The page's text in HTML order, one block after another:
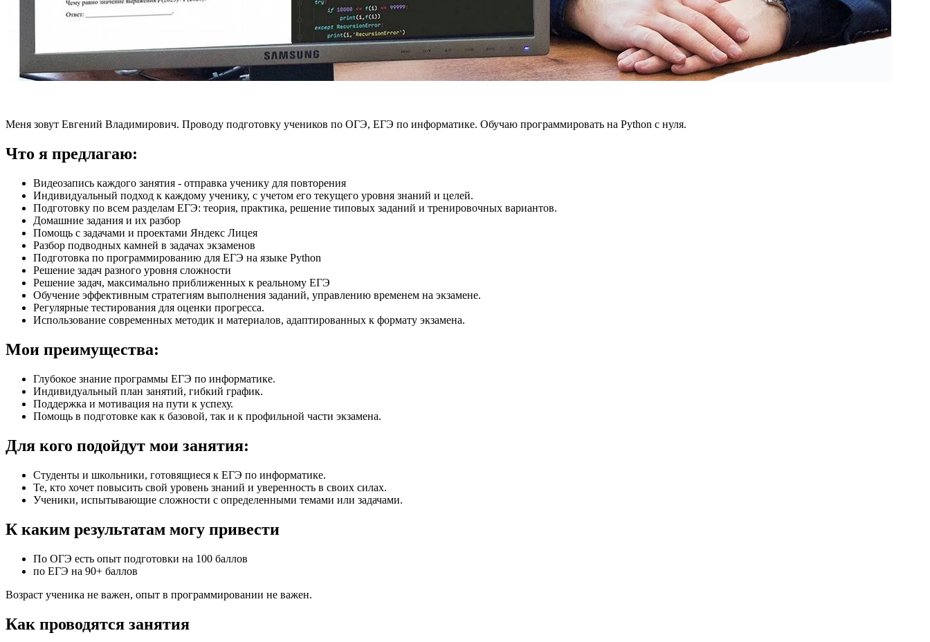
Меня зовут Евгений Владимирович. Проводу подготовку учеников по ОГЭ, ЕГЭ по информатике. Обучаю программировать на Python с нуля.
Что я предлагаю:
Видеозапись каждого занятия - отправка ученику для повторения
Индивидуальный подход к каждому ученику, с учетом его текущего уровня знаний и целей.
Подготовку по всем разделам ЕГЭ: теория, практика, решение типовых заданий и тренировочных вариантов.
Домашние задания и их разбор
Помощь с задачами и проектами Яндекс Лицея
Разбор подводных камней в задачах экзаменов
Подготовка по программированию для ЕГЭ на языке Python
Решение задач разного уровня сложности
Решение задач, максимально приближенных к реальному ЕГЭ
Обучение эффективным стратегиям выполнения заданий, управлению временем на экзамене.
Регулярные тестирования для оценки прогресса.
Использование современных методик и материалов, адаптированных к формату экзамена.
Мои преимущества:
Глубокое знание программы ЕГЭ по информатике.
Индивидуальный план занятий, гибкий график.
Поддержка и мотивация на пути к успеху.
Помощь в подготовке как к базовой, так и к профильной части экзамена.
Для кого подойдут мои занятия:
Студенты и школьники, готовящиеся к ЕГЭ по информатике.
Те, кто хочет повысить свой уровень знаний и уверенность в своих силах.
Ученики, испытывающие сложности с определенными темами или задачами.
К каким результатам могу привести
По ОГЭ есть опыт подготовки на 100 баллов
по ЕГЭ на 90+ баллов
Возраст ученика не важен, опыт в программировании не важен.
Как проводятся занятия